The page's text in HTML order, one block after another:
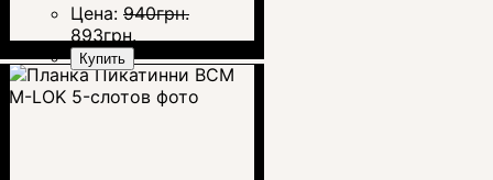
Цена: 940грн.
893грн.
Купить